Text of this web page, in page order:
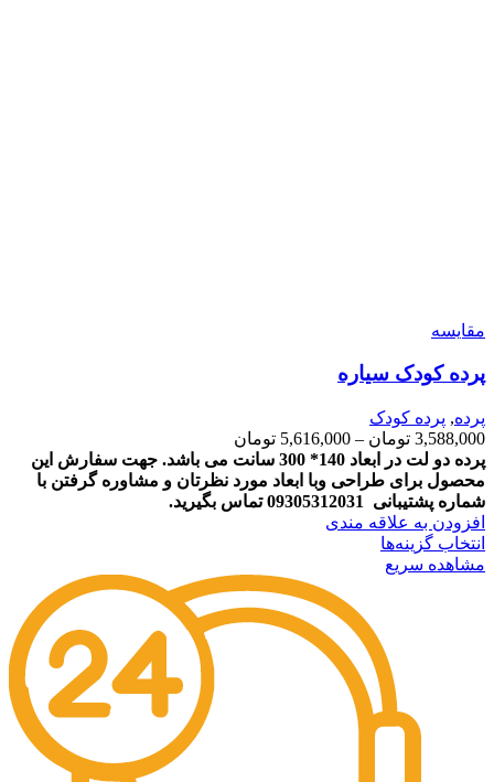
مقایسه
پرده کودک سیاره
پرده, پرده کودک
3,588,000 تومان –
5,616,000 تومان
پرده دو لت در ابعاد 140* 300 سانت می باشد.
جهت سفارش این
محصول برای طراحی وبا ابعاد مورد نظرتان و مشاوره گرفتن با
شماره پشتیبانی 09305312031 تماس بگیرید.
افزودن به علاقه مندی
انتخاب گزینه‌ها
مشاهده سریع